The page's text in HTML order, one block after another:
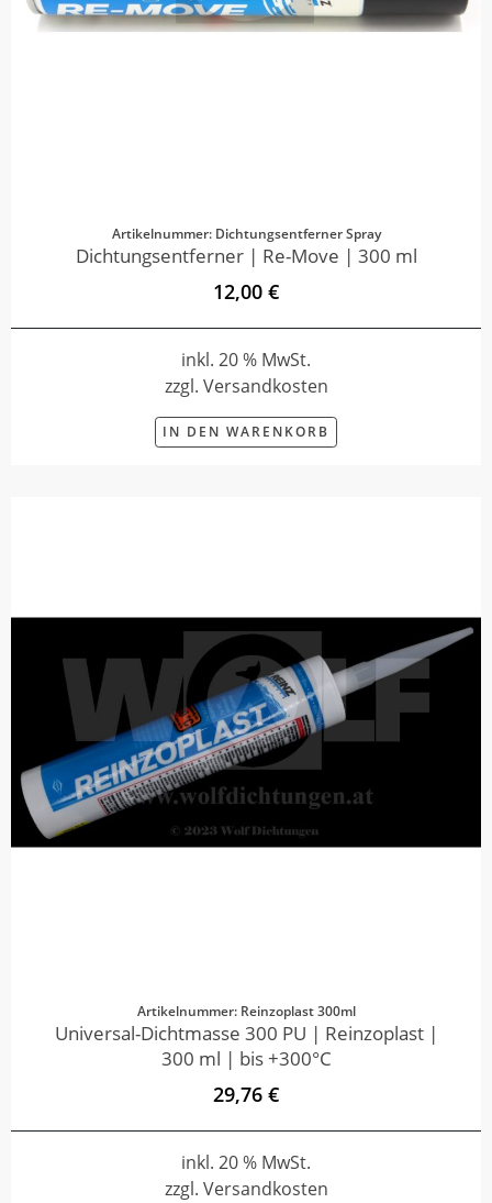
Artikelnummer: Dichtungsentferner Spray
Dichtungsentferner | Re-Move | 300 ml
12,00 €
inkl. 20 % MwSt.
zzgl. Versandkosten
IN DEN WARENKORB
Artikelnummer: Reinzoplast 300ml
Universal-Dichtmasse 300 PU | Reinzoplast |
300 ml | bis +300°C
29,76 €
inkl. 20 % MwSt.
zzgl. Versandkosten